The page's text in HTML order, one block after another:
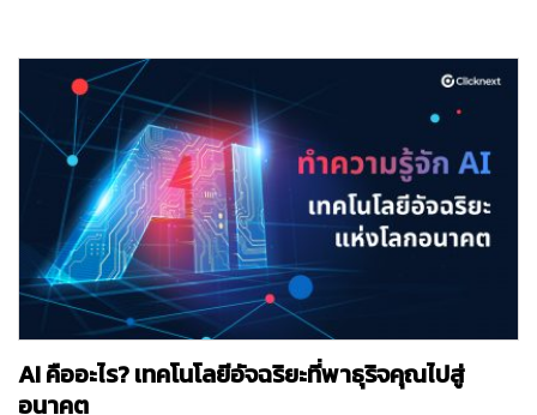
เกี่ยวข้องกับข้อมูลส่วนบุคคล (Personal Information) ก่อน ที่มา :
Vlada Karpovich …
สำนักงานประกันสังคม และคุณศิริหทัย แท่นแก้ว ผู้อำนวยการศูนย์
สารนิเทศ ที่ได้ร่วมสนับสนุนข้อมูลและได้มาร่วมหารือกันในโครงการนี้
ด้วยค่ะ โดยคลิกเน็กซ์ได้ร่วมมือกับสำนักงานประกันสังคม นำ ระบบ
ส่งข้อความสั้น หรือ ระบบ SMS มาใช้งานร่วมกับ ระบบ One Time
Password (OTP) ซึ่งเป็นชุดรหัสผ่านสำหรับใช้งานครั้งเดียวในการ
ยืนยันตัวตนบุคคล เพื่อความปลอดภัยในการทำธุรกรรม
อิเล็กทรอนิกส์ ซึ่ง ระบบ SMS จะถูกใช้งานในการแจ้งเตือนการชำระ
เงินสมทบ เพื่อไม่ให้ผู้ประกันตนตามมาตรา 39 สิ้นสภาพการเป็นผู้
ประกันตน ด้วยเหตุจากการขาดส่งเงินสมทบ พร้อมทั้งให้บริการแจ้ง
ผลการเปลี่ยนสถานพยาบาลของผู้ประกันตนนั่นเองค่ะ
AI คืออะไร? เทคโนโลยีอัจฉริยะที่พาธุริจคุณไปสู่
อนาคต